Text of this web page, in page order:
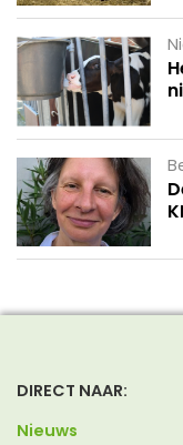
DIRECT NAAR:
Nieuws